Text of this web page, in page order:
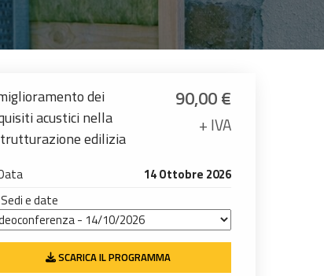
dei
acustici nella
edilizia
90,00€
+ IVA
14 Ottobre 2026
Sedi e date
SCARICA IL PROGRAMMA